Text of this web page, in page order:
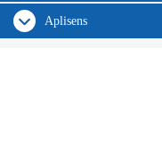
Aplisens